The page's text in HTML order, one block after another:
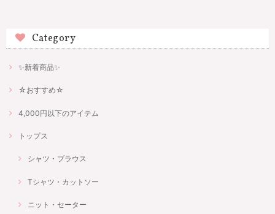
Category
✨新着商品✨
☆おすすめ☆
4,000円以下のアイテム
トップス
シャツ・ブラウス
Tシャツ・カットソー
ニット・セーター